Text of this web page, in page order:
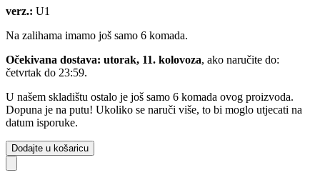
verz.: U1
Na zalihama imamo još samo 6 komada.
Očekivana dostava: utorak, 11. kolovoza, ako naručite do:
četvrtak do 23:59.
U našem skladištu ostalo je još samo 6 komada ovog proizvoda.
Dopuna je na putu! Ukoliko se naruči više, to bi moglo utjecati na
datum isporuke.
Dodajte u košaricu